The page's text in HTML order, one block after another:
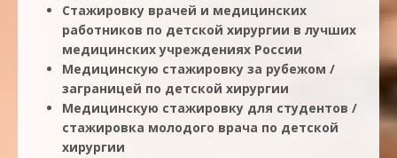
Стажировку врачей и медицинских
работников по детской хирургии в лучших
медицинских учреждениях России
Медицинскую стажировку за рубежом /
заграницей по детской хирургии
Медицинскую стажировку для студентов /
стажировка молодого врача по детской
хирургии